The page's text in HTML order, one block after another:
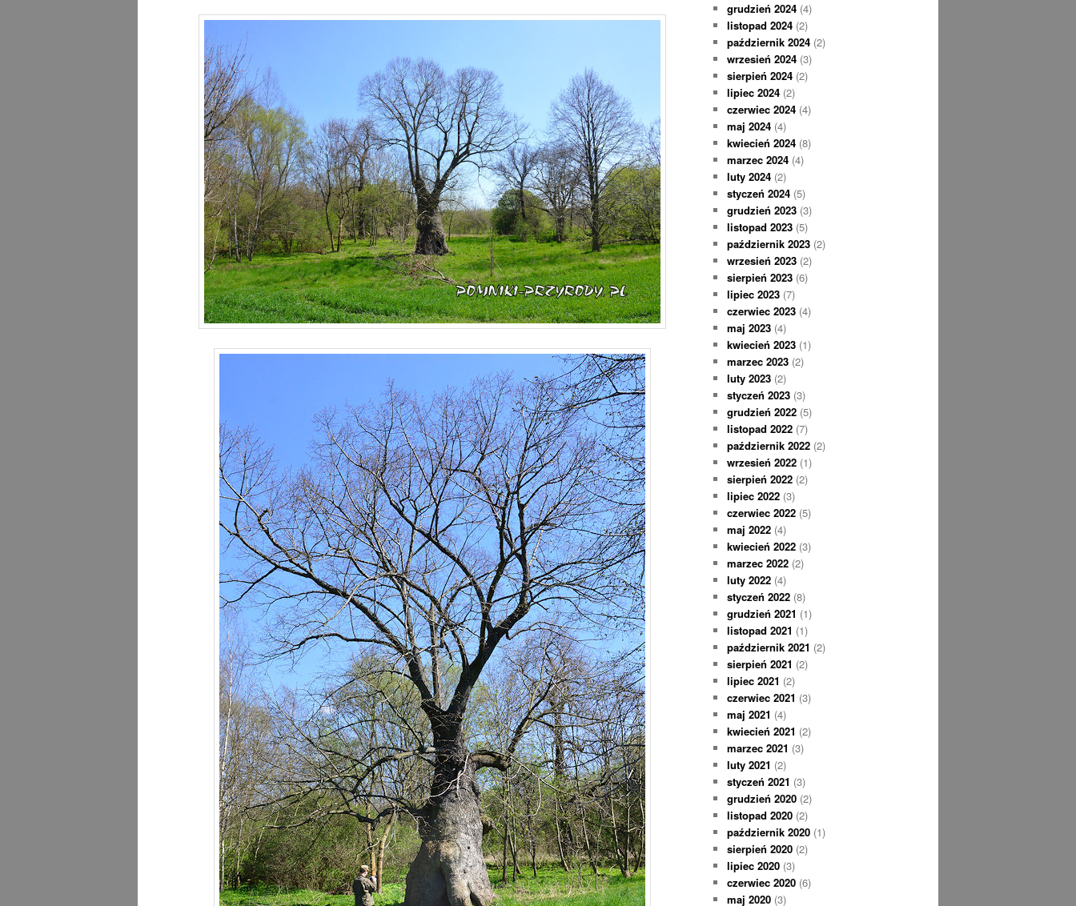
grudzień 2024 (4)
listopad 2024 (2)
październik 2024 (2)
wrzesień 2024 (3)
sierpień 2024 (2)
lipiec 2024 (2)
czerwiec 2024 (4)
maj 2024 (4)
kwiecień 2024 (8)
marzec 2024 (4)
luty 2024 (2)
styczeń 2024 (5)
grudzień 2023 (3)
listopad 2023 (5)
październik 2023 (2)
wrzesień 2023 (2)
sierpień 2023 (6)
lipiec 2023 (7)
czerwiec 2023 (4)
maj 2023 (4)
kwiecień 2023 (1)
marzec 2023 (2)
luty 2023 (2)
styczeń 2023 (3)
grudzień 2022 (5)
listopad 2022 (7)
październik 2022 (2)
wrzesień 2022 (1)
sierpień 2022 (2)
lipiec 2022 (3)
czerwiec 2022 (5)
maj 2022 (4)
kwiecień 2022 (3)
marzec 2022 (2)
luty 2022 (4)
styczeń 2022 (8)
grudzień 2021 (1)
listopad 2021 (1)
październik 2021 (2)
sierpień 2021 (2)
lipiec 2021 (2)
czerwiec 2021 (3)
maj 2021 (4)
kwiecień 2021 (2)
marzec 2021 (3)
luty 2021 (2)
styczeń 2021 (3)
grudzień 2020 (2)
listopad 2020 (2)
październik 2020 (1)
sierpień 2020 (2)
lipiec 2020 (3)
czerwiec 2020 (6)
maj 2020 (3)